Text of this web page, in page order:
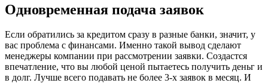
Одновременная подача заявок
Если обратились за кредитом сразу в разные банки, значит, у
вас проблема с финансами. Именно такой вывод сделают
менеджеры компании при рассмотрении заявки. Создастся
впечатление, что вы любой ценой пытаетесь получить деньг и
в долг. Лучше всего подавать не более 3-х заявок в месяц. И